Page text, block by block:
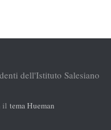
dell'Istituto Salesiano
iltema Hueman